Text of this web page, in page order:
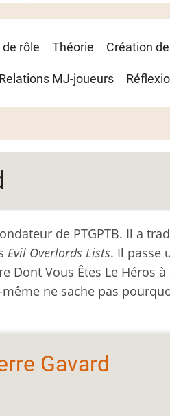
rôle Théorie Création
Relations MJ-joueurs
de PTGPTB. Il a
Evil Overlords Lists. Il passe
Dont Vous Êtes Le Héros
ne sache pas
Gavard